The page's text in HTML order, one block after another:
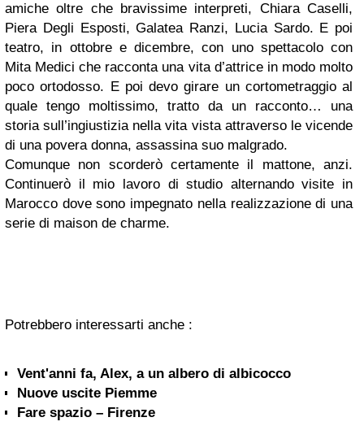
amiche oltre che bravissime interpreti, Chiara Caselli,
Piera Degli Esposti, Galatea Ranzi, Lucia Sardo. E poi
teatro, in ottobre e dicembre, con uno spettacolo con
Mita Medici che racconta una vita d’attrice in modo molto
poco ortodosso. E poi devo girare un cortometraggio al
quale tengo moltissimo, tratto da un racconto… una
storia sull’ingiustizia nella vita vista attraverso le vicende
di una povera donna, assassina suo malgrado.
Comunque non scorderò certamente il mattone, anzi.
Continuerò il mio lavoro di studio alternando visite in
Marocco dove sono impegnato nella realizzazione di una
serie di maison de charme.
Potrebbero interessarti anche :
Vent'anni fa, Alex, a un albero di albicocco
Nuove uscite Piemme
Fare spazio – Firenze